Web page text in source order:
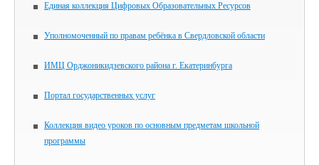
Единая коллекция Цифровых Образовательных Ресурсов
Уполномоченный по правам ребёнка в Свердловской области
ИМЦ Орджоникидзевского района г. Екатеринбурга
Портал государственных услуг
Коллекция видео уроков по основным предметам школьной
программы